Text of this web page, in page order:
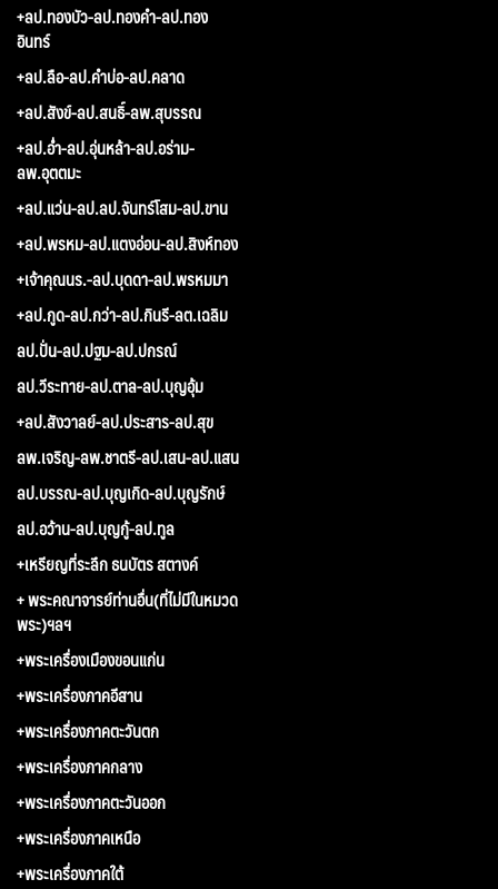
+ลป.ทองบัว-ลป.ทองคำ-ลป.ทอง
อินทร์
+ลป.ลือ-ลป.คำบ่อ-ลป.คลาด
+ลป.สังข์-ลป.สนธิ์-ลพ.สุบรรณ
+ลป.อ่ำ-ลป.อุ่นหล้า-ลป.อร่าม-
ลพ.อุตตมะ
+ลป.แว่น-ลป.ลป.จันทร์โสม-ลป.ขาน
+ลป.พรหม-ลป.แตงอ่อน-ลป.สิงห์ทอง
+เจ้าคุณนร.-ลป.บุดดา-ลป.พรหมมา
+ลป.กูด-ลป.กว่า-ลป.กินรี-ลต.เฉลิม
ลป.ปั่น-ลป.ปฐม-ลป.ปกรณ์
ลป.วีระทาย-ลป.ตาล-ลป.บุญอุ้ม
+ลป.สังวาลย์-ลป.ประสาร-ลป.สุข
ลพ.เจริญ-ลพ.ชาตรี-ลป.เสน-ลป.แสน
ลป.บรรณ-ลป.บุญเกิด-ลป.บุญรักษ์
ลป.อว้าน-ลป.บุญกู้-ลป.ทูล
+เหรียญที่ระลึก ธนบัตร สตางค์
+ พระคณาจารย์ท่านอื่น(ที่ไม่มีในหมวด
พระ)ฯลฯ
+พระเครื่องเมืองขอนแก่น
+พระเครื่องภาคอีสาน
+พระเครื่องภาคตะวันตก
+พระเครื่องภาคกลาง
+พระเครื่องภาคตะวันออก
+พระเครื่องภาคเหนือ
+พระเครื่องภาคใต้